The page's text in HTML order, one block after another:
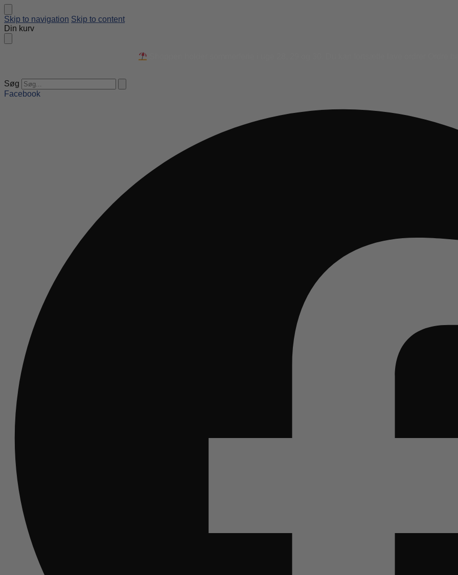
Skip to navigation Skip to content
Din kurv
Søg
Facebook